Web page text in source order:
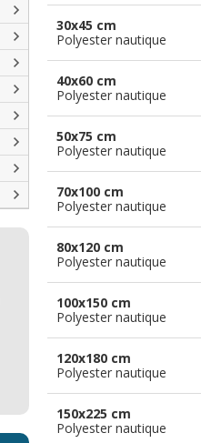
30x45 cm
Polyester nautique
40x60 cm
Polyester nautique
50x75 cm
Polyester nautique
70x100 cm
Polyester nautique
80x120 cm
Polyester nautique
100x150 cm
Polyester nautique
120x180 cm
Polyester nautique
150x225 cm
Polyester nautique